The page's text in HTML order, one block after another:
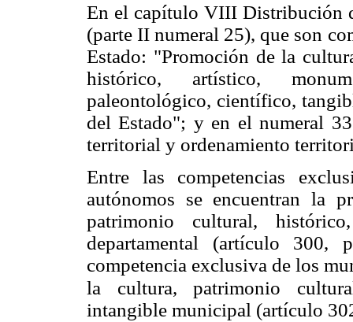
En el capítulo VIII Distribución
(parte II numeral 25), que son
Estado: "Promoción de la
histórico, artístico,
paleontológico, científico,
del Estado"; y en el numeral
territorial y ordenamiento
Entre las competencias
autónomos se encuentran la
patrimonio cultural,
departamental (artículo
competencia exclusiva de los
la cultura, patrimonio
intangible municipal (artículo